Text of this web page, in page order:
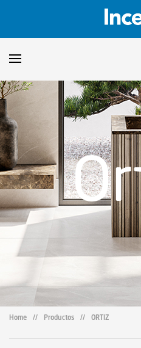
Productos
Downloads
Catalogos
Certificados
Sustentabilidad
Orientaciones Técnicas
Showroom
Dónde encontrar
Home // Productos // ORTIZ